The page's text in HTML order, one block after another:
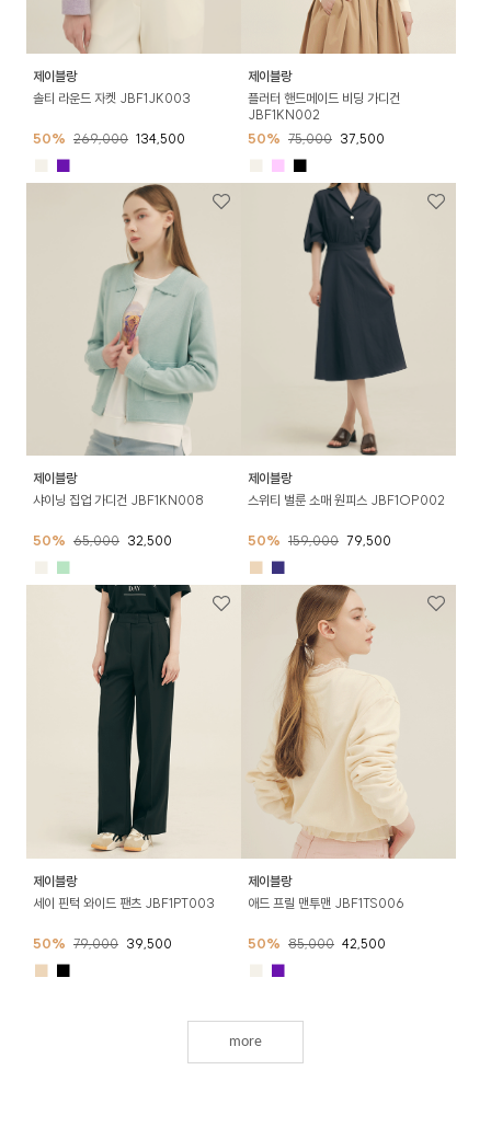
제이블랑
솔티 라운드 자켓 JBF1JK003
50% 269,000 134,500
■
제이블랑
플러터 핸드메이드 비딩 가디건
JBF1KN002
50% 75,000 37,500
■ ■
제이블랑
샤이닝 집업 가디건 JBF1KN008
50% 65,000 32,500
■
제이블랑
스위티 벌룬 소매 원피스 JBF1OP002
50% 159,000 79,500
■ ■
제이블랑
세이 핀턱 와이드 팬츠 JBF1PT003
50% 79,000 39,500
■ ■
제이블랑
애드 프릴 맨투맨 JBF1TS006
50% 85,000 42,500
■
more